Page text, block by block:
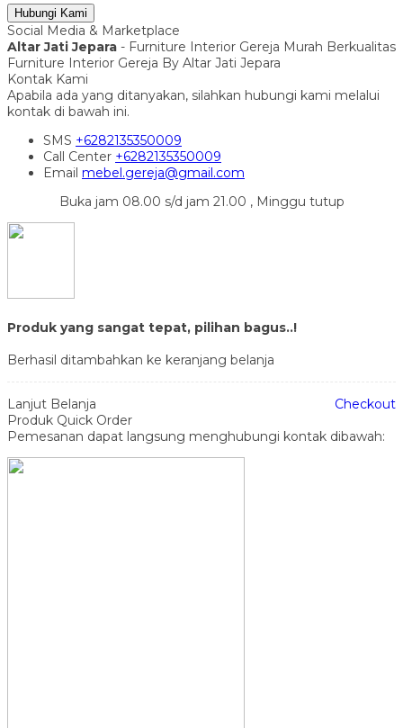
Hubungi Kami
Social Media & Marketplace
Altar Jati Jepara - Furniture Interior Gereja Murah Berkualitas
Furniture Interior Gereja By Altar Jati Jepara
Kontak Kami
Apabila ada yang ditanyakan, silahkan hubungi kami melalui
kontak di bawah ini.
SMS +6282135350009
Call Center +6282135350009
Email mebel.gereja@gmail.com
Buka jam 08.00 s/d jam 21.00 , Minggu tutup
Produk yang sangat tepat, pilihan bagus..!
Berhasil ditambahkan ke keranjang belanja
Lanjut Belanja
Checkout
Produk Quick Order
Pemesanan dapat langsung menghubungi kontak dibawah: